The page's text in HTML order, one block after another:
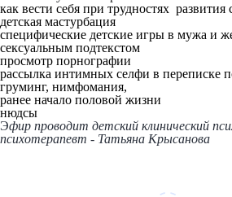
как вести себя при трудностях развития
детская мастурбация
специфические детские игры в мужа и
сексуальным подтекстом
просмотр порнографии
рассылка интимных селфи в переписке
груминг, нимфомания,
ранее начало половой жизни
нюдсы
Эфир проводит детский клинический
психотерапевт - Татьяна Крысанова